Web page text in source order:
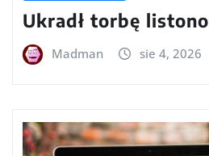
Ukradł torbę
Madman sie 4, 2026